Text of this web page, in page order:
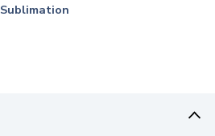
Sublimation